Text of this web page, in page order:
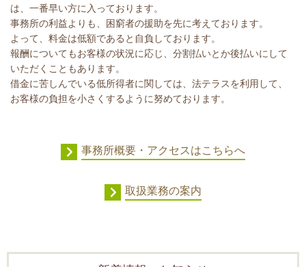
は、一番早い方に入っております。
事務所の利益よりも、困窮者の援助を先に考えております。
よって、料金は低額であると自負しております。
報酬についてもお客様の状況に応じ、分割払いとか後払いにして
いただくこともあります。
借金に苦しんでいる低所得者に関しては、法テラスを利用して、
お客様の負担を小さくするように努めております。
事務所概要・アクセスはこちらへ
取扱業務の案内